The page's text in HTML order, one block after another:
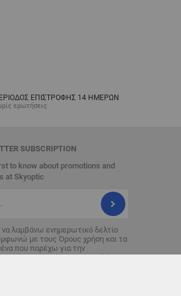
ΕΠΙΣΤΡΟΦΗΣ 14 ΗΜΕΡΩΝ
ερωτήσεις
SUBSCRIPTION
to know about promotions and
at Skyoptic
λαμβάνω ενημερωτικό δελτίο
με τους Όρους χρήση και τα
που παρέχω για την
με σκοπό την αποστολή του